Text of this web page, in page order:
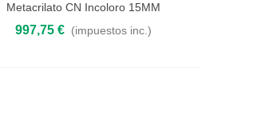
Añadir al carrito
Metacrilato CN Incoloro 15MM
997,75 € (impuestos inc.)